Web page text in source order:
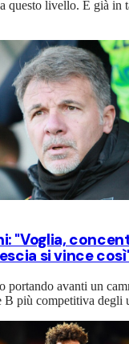
questo livello. E già in
"Voglia,
si vince
portando avanti un
B più competitiva degli